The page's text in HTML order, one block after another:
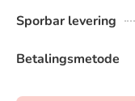
Sporbar levering
Betalingsmetode